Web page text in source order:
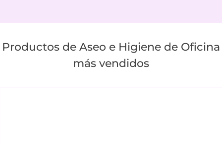
Productos de Aseo e Higiene de Oficina
más vendidos